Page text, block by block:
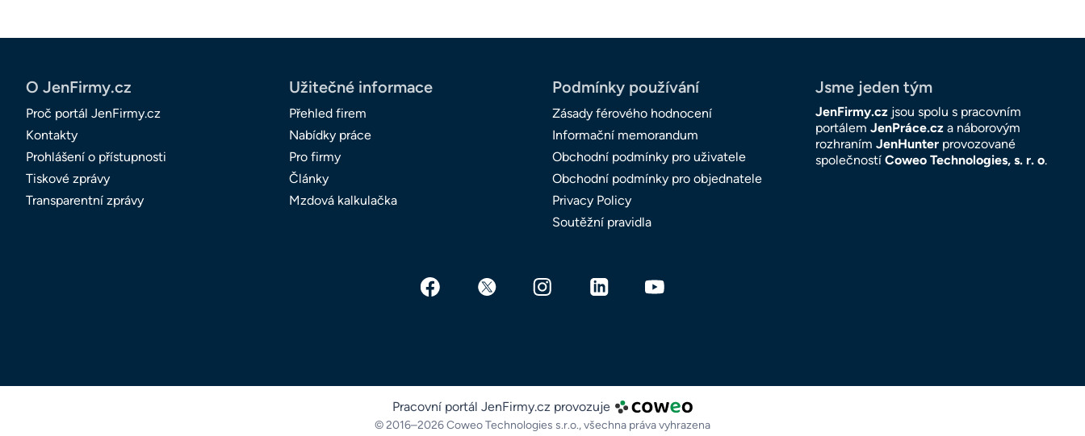
O JenFirmy.cz
Proč portál JenFirmy.cz
Kontakty
Prohlášení o přístupnosti
Tiskové zprávy
Transparentní zprávy
Užitečné informace
Přehled firem
Nabídky práce
Pro firmy
Články
Mzdová kalkulačka
Podmínky používání
Zásady férového hodnocení
Informační memorandum
Obchodní podmínky pro uživatele
Obchodní podmínky pro objednatele
Privacy Policy
Soutěžní pravidla
Jsme jeden tým
JenFirmy.cz jsou spolu s pracovním
portálem JenPráce.cz a náborovým
rozhraním JenHunter provozované
společností Coweo Technologies, s. r. o.
Pracovní portál JenFirmy.cz provozuje
© 2016–2026 Coweo Technologies s.r.o.,všechna práva vyhrazena